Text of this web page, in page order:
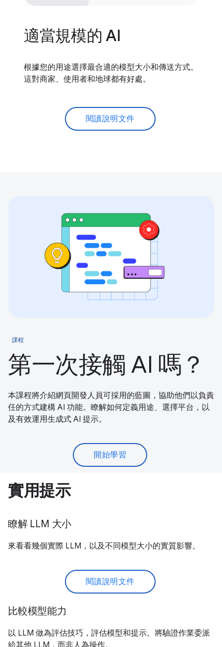
適當規模的 AI
根據您的用途選擇最合適的模型大小和傳送方式。
這對商家、使用者和地球都有好處。
閱讀說明文件
課程
第一次接觸 AI 嗎？
本課程將介紹網頁開發人員可採用的藍圖，協助他們以負責
任的方式建構 AI 功能。瞭解如何定義用途、選擇平台，以
及有效運用生成式 AI 提示。
開始學習
實用提示
瞭解 LLM 大小
來看看幾個實際 LLM，以及不同模型大小的實質影響。
閱讀說明文件
比較模型能力
以 LLM 做為評估技巧，評估模型和提示。將驗證作業委派
給其他 LLM，而非人為操作。